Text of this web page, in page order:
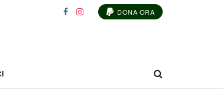
DONA ORA